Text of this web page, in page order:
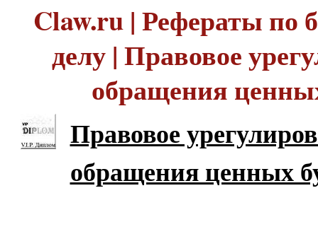
Claw.ru | Рефераты по
делу | Правовое
обращения
Правовое
обращения ценных